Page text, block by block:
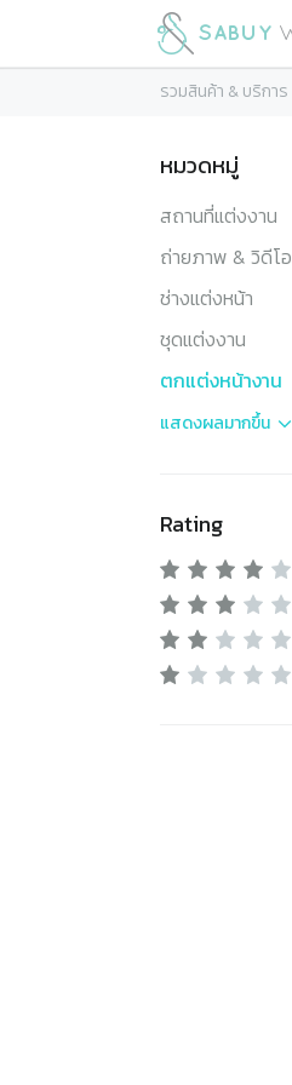
รวมสินค้า & บริการ
หมวดหมู่
สถานที่แต่งงาน
ถ่ายภาพ & วิดีโอ
ช่างแต่งหน้า
ชุดแต่งงาน
ตกแต่งหน้างาน
แสดงผลมากขึ้น
Rating